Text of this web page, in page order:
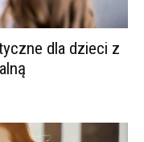
dla dzieci z